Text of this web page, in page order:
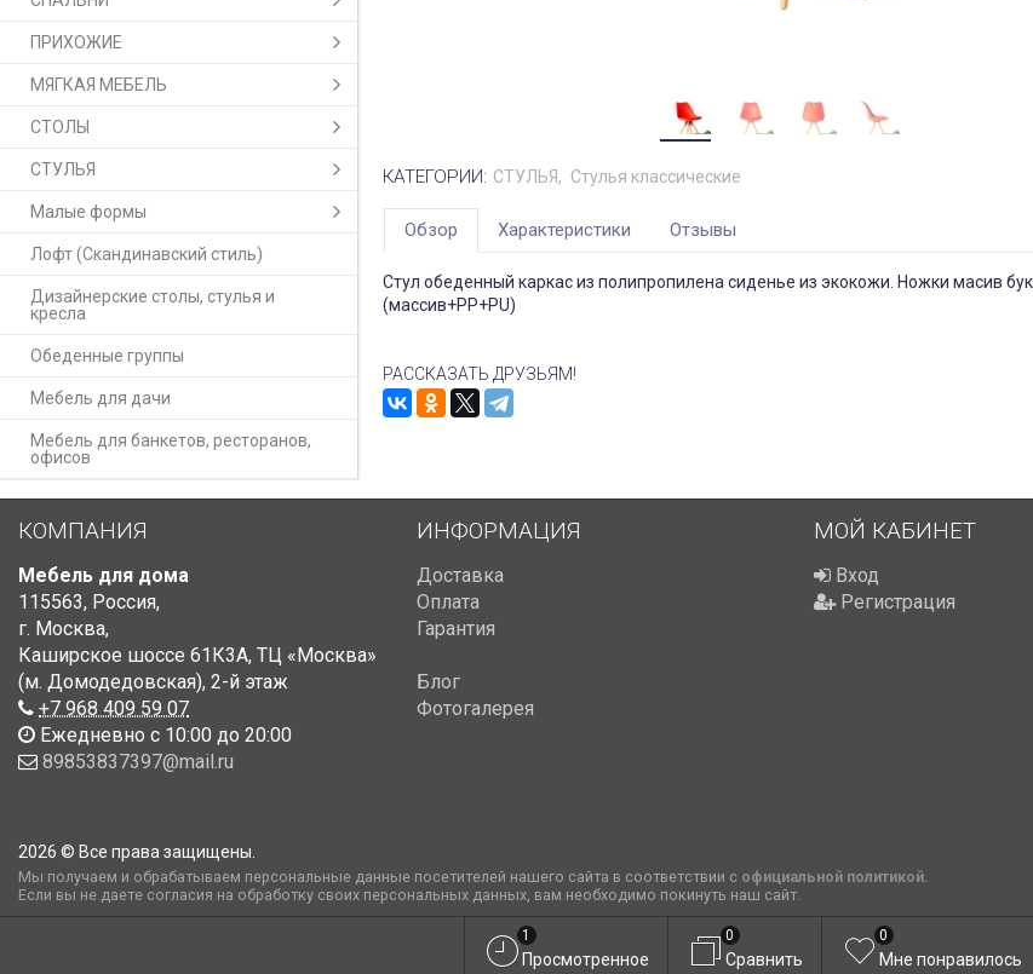
ПРИХОЖИЕ
МЯГКАЯ МЕБЕЛЬ
СТОЛЫ
СТУЛЬЯ
Малые формы
Лофт (Скандинавский стиль)
Дизайнерские столы, стулья и
кресла
Обеденные группы
Мебель для дачи
Мебель для банкетов, ресторанов,
офисов
КАТЕГОРИИ: СТУЛЬЯ Стулья классические
Обзор Характеристики Отзывы
Стул обеденный каркас из полипропилена сиденье из экокожи. Ножки масив
(массив+PP+PU)
РАССКАЗАТЬ ДРУЗЬЯМ!
КОМПАНИЯ
Мебель для дома
115563, Россия,
г. Москва,
Каширское шоссе 61К3А, ТЦ «Москва»
(м. Домодедовская), 2-й этаж
+7 968 409 59 07
Ежедневно с 10:00 до 20:00
89853837397@mail.ru
ИНФОРМАЦИЯ
Доставка
Оплата
Гарантия
Блог
Фотогалерея
МОЙ КАБИНЕТ
Вход
Регистрация
2026 © Все права защищены.
Мы получаем и обрабатываем персональные данные посетителей нашего сайта в соответствии с официальной политикой.
Если вы не даете согласия на обработку своих персональных данных, вам необходимо покинуть наш сайт.
Просмотренное
1
Сравнить
0
Мне понравилось
0